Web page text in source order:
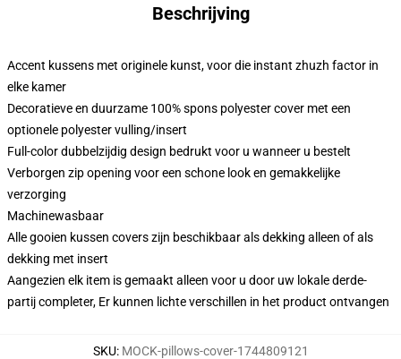
Beschrijving
Accent kussens met originele kunst, voor die instant zhuzh factor in
elke kamer
Decoratieve en duurzame 100% spons polyester cover met een
optionele polyester vulling/insert
Full-color dubbelzijdig design bedrukt voor u wanneer u bestelt
Verborgen zip opening voor een schone look en gemakkelijke
verzorging
Machinewasbaar
Alle gooien kussen covers zijn beschikbaar als dekking alleen of als
dekking met insert
Aangezien elk item is gemaakt alleen voor u door uw lokale derde-
partij completer, Er kunnen lichte verschillen in het product ontvangen
SKU: MOCK-pillows-cover-1744809121